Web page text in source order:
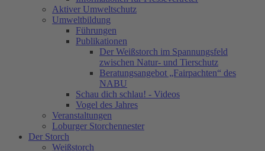
Aktiver Umweltschutz
Umweltbildung
Führungen
Publikationen
Der Weißstorch im Spannungsfeld
zwischen Natur- und Tierschutz
Beratungsangebot „Fairpachten“ des
NABU
Schau dich schlau! - Videos
Vogel des Jahres
Veranstaltungen
Loburger Storchennester
Der Storch
Weißstorch